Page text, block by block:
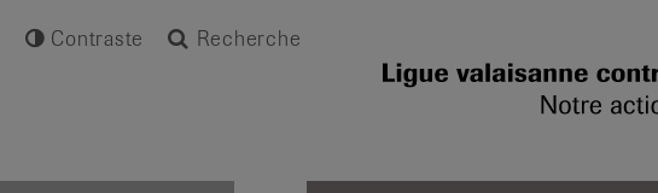
Contraste Recherche